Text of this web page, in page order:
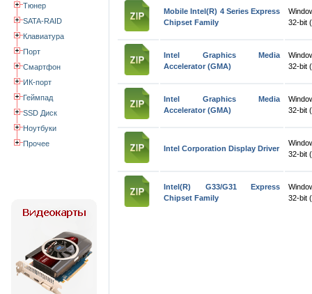
Тюнер
SATA-RAID
Клавиатура
Порт
Смартфон
ИК-порт
Геймпад
SSD Диск
Ноутбуки
Прочее
Mobile Intel(R) 4 Series Express
Chipset Family
32-bit
Intel Graphics Media
Accelerator (GMA)
32-bit
Intel Graphics Media
Accelerator (GMA)
32-bit
Intel Corporation Display Driver
32-bit
Intel(R) G33/G31 Express
Chipset Family
32-bit